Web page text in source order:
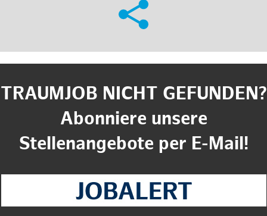
TRAUMJOB NICHT GEFUNDEN?
Abonniere unsere
Stellenangebote per E-Mail!